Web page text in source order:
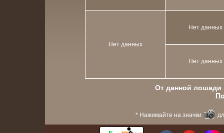
Нет данных
Нет данных
Нет данных
От данной лошади
* Нажимайте на значки